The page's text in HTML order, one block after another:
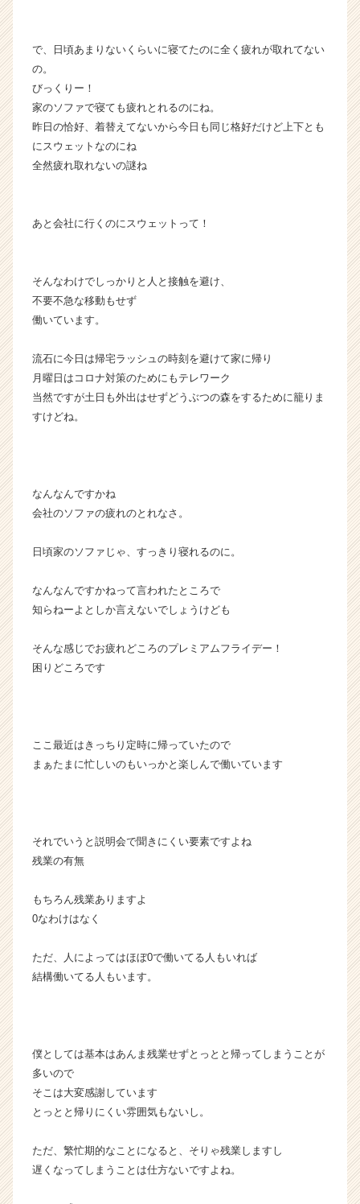
で、日頃あまりないくらいに寝てたのに全く疲れが取れてない
の。
びっくりー！
家のソファで寝ても疲れとれるのにね。
昨日の恰好、着替えてないから今日も同じ格好だけど上下とも
にスウェットなのにね
全然疲れ取れないの謎ね
あと会社に行くのにスウェットって！
そんなわけでしっかりと人と接触を避け、
不要不急な移動もせず
働いています。
流石に今日は帰宅ラッシュの時刻を避けて家に帰り
月曜日はコロナ対策のためにもテレワーク
当然ですが土日も外出はせずどうぶつの森をするために籠りま
すけどね。
なんなんですかね
会社のソファの疲れのとれなさ。
日頃家のソファじゃ、すっきり寝れるのに。
なんなんですかねって言われたところで
知らねーよとしか言えないでしょうけども
そんな感じでお疲れどころのプレミアムフライデー！
困りどころです
ここ最近はきっちり定時に帰っていたので
まぁたまに忙しいのもいっかと楽しんで働いています
それでいうと説明会で聞きにくい要素ですよね
残業の有無
もちろん残業ありますよ
0なわけはなく
ただ、人によってはほぼ0で働いてる人もいれば
結構働いてる人もいます。
僕としては基本はあんま残業せずとっとと帰ってしまうことが
多いので
そこは大変感謝しています
とっとと帰りにくい雰囲気もないし。
ただ、繁忙期的なことになると、そりゃ残業しますし
遅くなってしまうことは仕方ないですよね。